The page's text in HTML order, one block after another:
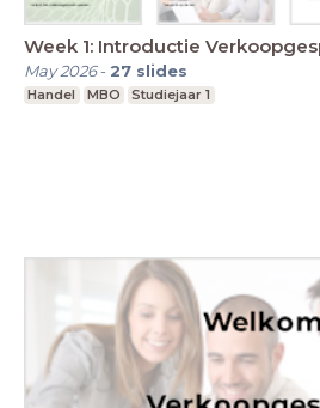
Week 1: Introductie
May 2026- 27 slides
Handel MBO Studiejaar 1